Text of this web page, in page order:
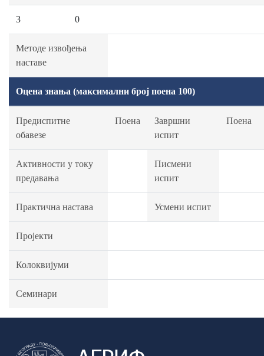
3 0
Методе извођења
наставе
Оцена знања (максимални број поена 100)
Предиспитне
обавезе
Поена
Завршни
испит
Поена
Активности у току
предавања
Писмени
испит
Практична настава Усмени испит
Пројекти
Колоквијуми
Семинари